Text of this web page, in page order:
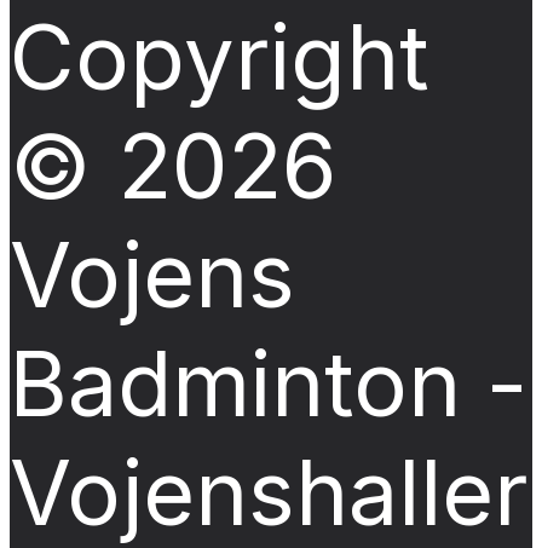
Copyright
© 2026
Vojens
Badminton -